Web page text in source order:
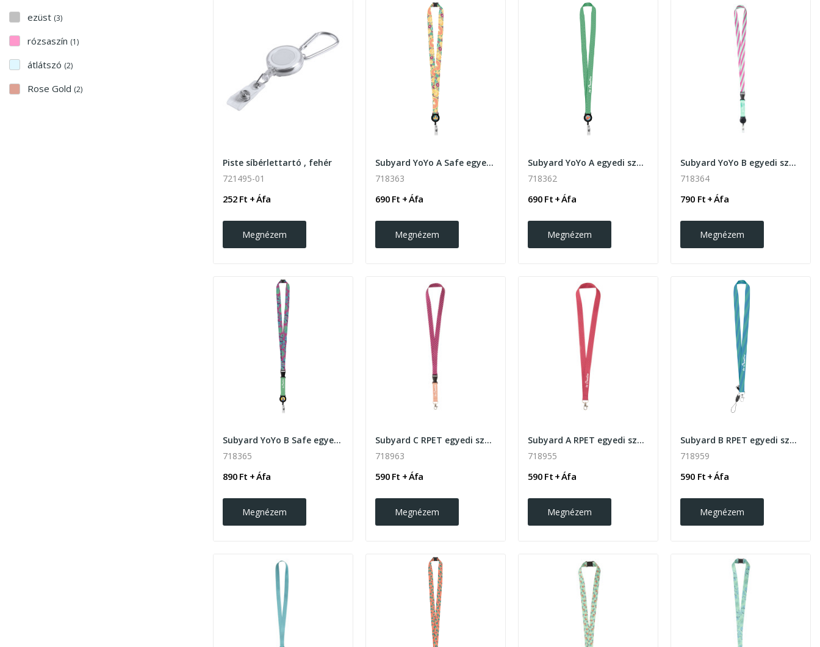
ezüst (3)
rózsaszín (1)
átlátszó (2)
Rose Gold (2)
Piste síbérlettartó , fehér
721495-01
252 Ft + Áfa
Megnézem
Subyard YoYo A Safe egyedi szublimációs nyakpánt
718363
690 Ft + Áfa
Megnézem
Subyard YoYo A egyedi szublimációs nyakpánt
718362
690 Ft + Áfa
Megnézem
Subyard YoYo B egyedi szublimációs nyakpánt
718364
790 Ft + Áfa
Megnézem
Subyard YoYo B Safe egyedi szublimációs nyakpánt
718365
890 Ft + Áfa
Megnézem
Subyard C RPET egyedi szublimációs nyakpánt
718963
590 Ft + Áfa
Megnézem
Subyard A RPET egyedi szublimációs nyakpánt
718955
590 Ft + Áfa
Megnézem
Subyard B RPET egyedi szublimációs nyakpánt
718959
590 Ft + Áfa
Megnézem